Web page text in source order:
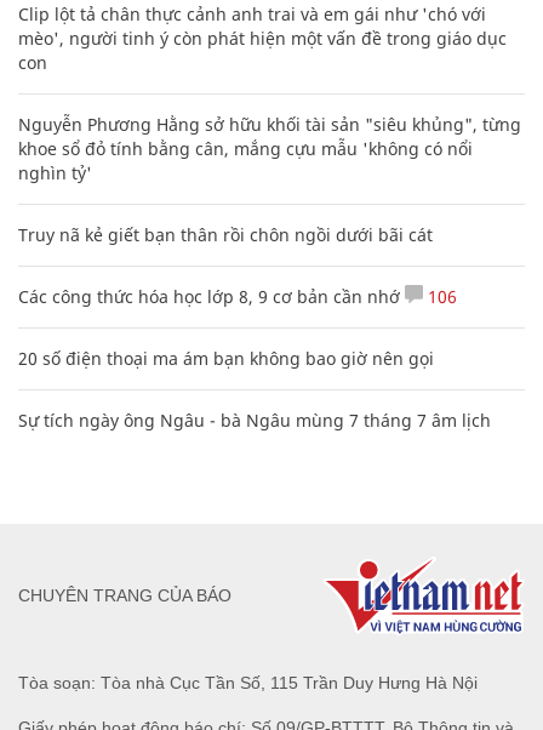
Clip lột tả chân thực cảnh anh trai và em gái như 'chó với
mèo', người tinh ý còn phát hiện một vấn đề trong giáo dục
con
Nguyễn Phương Hằng sở hữu khối tài sản "siêu khủng", từng
khoe sổ đỏ tính bằng cân, mắng cựu mẫu 'không có nổi
nghìn tỷ'
Truy nã kẻ giết bạn thân rồi chôn ngồi dưới bãi cát
Các công thức hóa học lớp 8, 9 cơ bản cần nhớ 106
20 số điện thoại ma ám bạn không bao giờ nên gọi
Sự tích ngày ông Ngâu - bà Ngâu mùng 7 tháng 7 âm lịch
Tòa soạn: Tòa nhà Cục Tần Số, 115 Trần Duy Hưng Hà Nội
CHUYÊN TRANG CỦA BÁO